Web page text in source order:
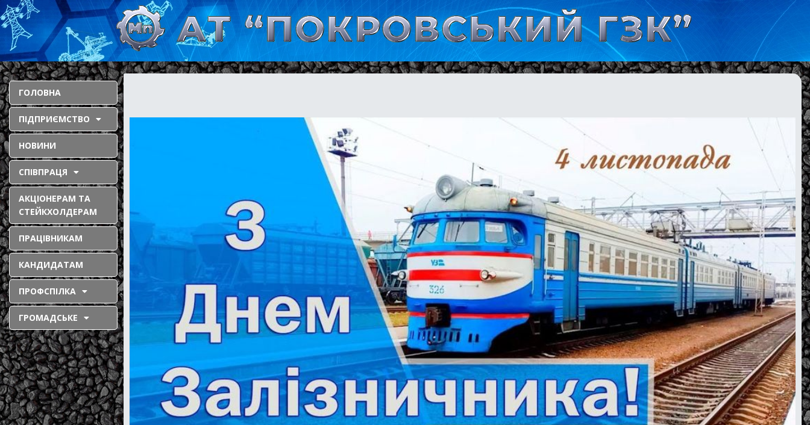
ГОЛОВНА
ПІДПРИЄМСТВО
НОВИНИ
СПІВПРАЦЯ
АКЦІОНЕРАМ ТА
СТЕЙКХОЛДЕРАМ
ПРАЦІВНИКАМ
КАНДИДАТАМ
ПРОФСПІЛКА
ГРОМАДСЬКЕ